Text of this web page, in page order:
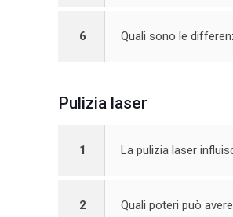
6 Quali sono le
Pulizia laser
1 La pulizia laser
2 Quali poteri può